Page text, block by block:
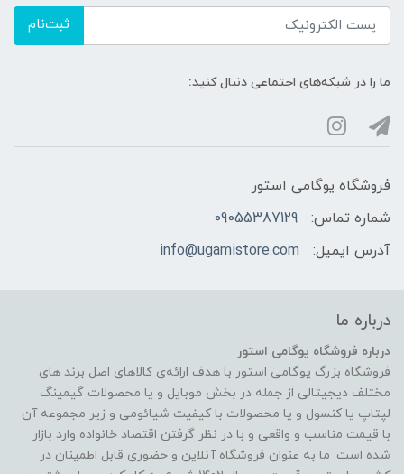
ثبت‌نام
ما را در شبکه‌های اجتماعی دنبال کنید:
فروشگاه یوگامی استور
شماره تماس:
09055387129
آدرس ایمیل:
info@ugamistore.com
درباره ما
درباره فروشگاه یوگامی استور
فروشگاه بزرگ یوگامی استور با هدف ارائه‌ی کالاهای اصل برند های
مختلف دیجیتالی از جمله در بخش موبایل و یا محصولات گیمینگ
لپتاپ یا کنسول و یا محصولات با کیفیت شیائومی و زیر مجموعه آن
با قیمت مناسب و واقعی و با در نظر گرفتن اقتصاد خانواده وارد بازار
شده است. ما به عنوان فروشگاه آنلاین و حضوری قابل اطمینان در